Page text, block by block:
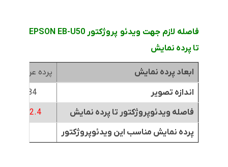
فاصله لازم جهت ویدئو پروژکتور EPSON EB-U50
تا پرده نمایش
ابعاد پرده نمایش
پرده عرض 1.8متر
اندازه تصویر
84 اینچ
فاصله ویدئوپروژکتور تا پرده نمایش
پرده نمایش مناسب این ویدئوپروژکتور